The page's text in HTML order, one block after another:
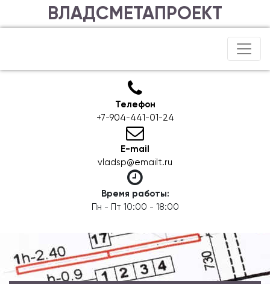
ВЛАДСМЕТАПРОЕКТ
Телефон
+7-904-441-01-24
E-mail
vladsp@emailt.ru
Время работы:
Пн - Пт 10:00 - 18:00